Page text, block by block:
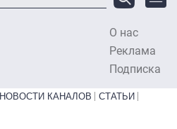
О нас
Реклама
Подписка
НОВОСТИ КАНАЛОВ
СТАТЬИ